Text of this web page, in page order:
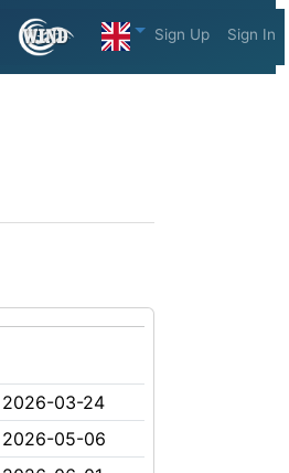
Sign Up Sign In
2026-03-24
2026-05-06